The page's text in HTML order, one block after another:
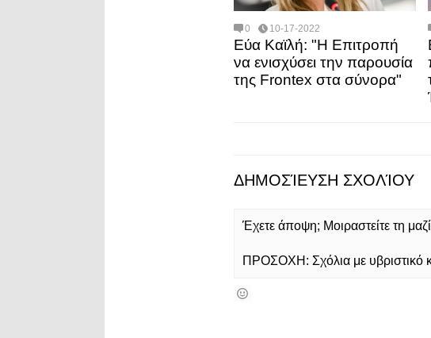
0 10-17-2022
Εύα Καϊλή: "H Επιτροπή
να ενισχύσει την παρουσία
της Frontex στα σύνορα"
ΔΗΜΟΣΊΕΥΣΗ ΣΧΟΛΊΟΥ
Έχετε άποψη; Μοιραστείτε τη
ΠΡΟΣΟΧΗ: Σχόλια με υβριστικό